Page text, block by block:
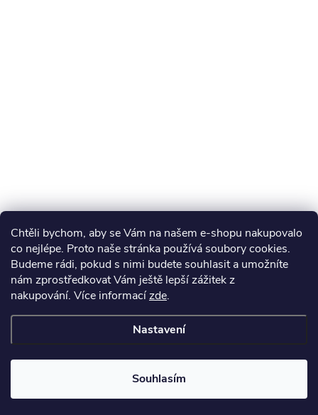
Chtěli bychom, aby se Vám na našem e-shopu nakupovalo
co nejlépe. Proto naše stránka používá soubory cookies.
Budeme rádi, pokud s nimi budete souhlasit a umožníte
nám zprostředkovat Vám ještě lepší zážitek z
nakupování. Více informacízde.
Nastavení
Souhlasím